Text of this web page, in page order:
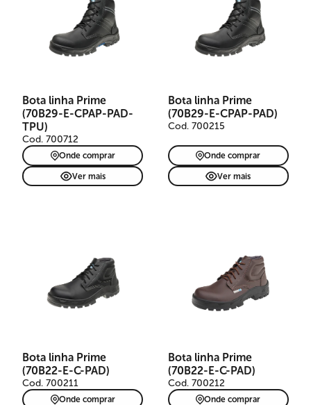
Bota linha Prime
(70B29-E-CPAP-PAD-
TPU)
Cod. 700712
Onde comprar
Ver mais
Bota linha Prime
(70B29-E-CPAP-PAD)
Cod. 700215
Onde comprar
Ver mais
Bota linha Prime
(70B22-E-C-PAD)
Cod. 700211
Onde comprar
Bota linha Prime
(70B22-E-C-PAD)
Cod. 700212
Onde comprar